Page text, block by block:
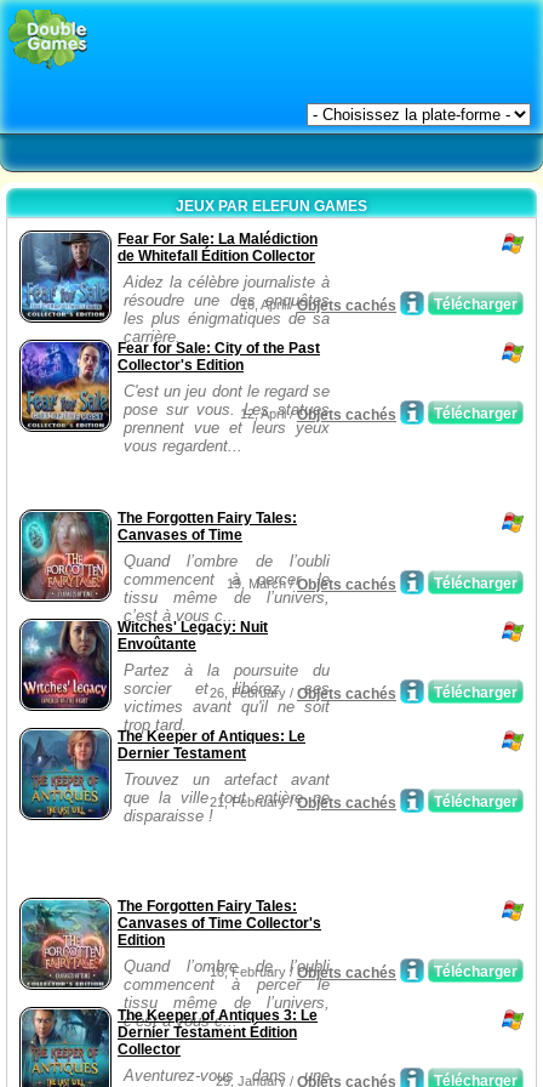
JEUX PAR ELEFUN GAMES
Fear For Sale: La Malédiction
de Whitefall Édition Collector
Aidez la célèbre journaliste à
résoudre une des enquêtes
les plus énigmatiques de sa
carrière.
Télécharger
16, April /Objets cachés
Fear for Sale: City of the Past
Collector's Edition
C'est un jeu dont le regard se
pose sur vous. Les statues
prennent vue et leurs yeux
vous regardent...
Télécharger
12, April /Objets cachés
The Forgotten Fairy Tales:
Canvases of Time
Quand l’ombre de l’oubli
commencent à percer le
tissu même de l’univers,
c’est à vous c...
Télécharger
19, March /Objets cachés
Witches' Legacy: Nuit
Envoûtante
Partez à la poursuite du
sorcier et libérez ses
victimes avant qu'il ne soit
trop tard.
Télécharger
26, February / Objets cachés
The Keeper of Antiques: Le
Dernier Testament
Trouvez un artefact avant
que la ville tout entière ne
disparaisse !
Télécharger
21, February /Objets cachés
The Forgotten Fairy Tales:
Canvases of Time Collector's
Edition
Quand l’ombre de l’oubli
commencent à percer le
tissu même de l’univers,
c’est à vous c...
Télécharger
18, February / Objets cachés
The Keeper of Antiques 3: Le
Dernier Testament Édition
Collector
Aventurez-vous dans une
Télécharger
29, January / Objets cachés